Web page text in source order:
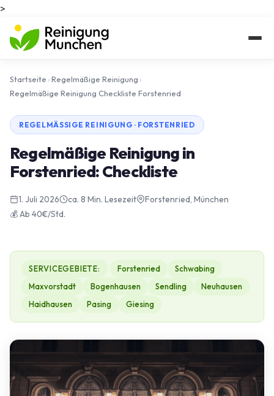
>
Startseite ›Regelmäßige Reinigung ›
Regelmäßige Reinigung Checkliste Forstenried
REGELMÄSSIGE REINIGUNG · FORSTENRIED
Regelmäßige Reinigung in
Forstenried: Checkliste
1. Juli 2026 ca. 8 Min. Lesezeit
Forstenried, München
💰 Ab 40€/Std.
SERVICEGEBIETE: Forstenried
Schwabing
Maxvorstadt
Bogenhausen Sendling
Neuhausen
Haidhausen
Pasing Giesing